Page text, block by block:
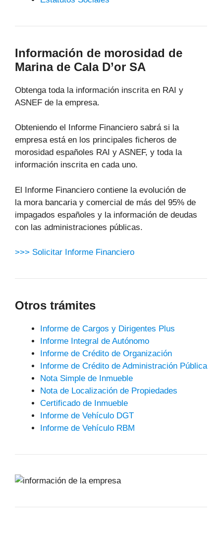
Información de morosidad de
Marina de Cala D’or SA
Obtenga toda la información inscrita en RAI y
ASNEF de la empresa.
Obteniendo el Informe Financiero sabrá si la
empresa está en los principales ficheros de
morosidad españoles RAI y ASNEF, y toda la
información inscrita en cada uno.
El Informe Financiero contiene la evolución de
la mora bancaria y comercial de más del 95% de
impagados españoles y la información de deudas
con las administraciones públicas.
>>> Solicitar Informe Financiero
Otros trámites
Informe de Cargos y Dirigentes Plus
Informe Integral de Autónomo
Informe de Crédito de Organización
Informe de Crédito de Administración Pública
Nota Simple de Inmueble
Nota de Localización de Propiedades
Certificado de Inmueble
Informe de Vehículo DGT
Informe de Vehículo RBM